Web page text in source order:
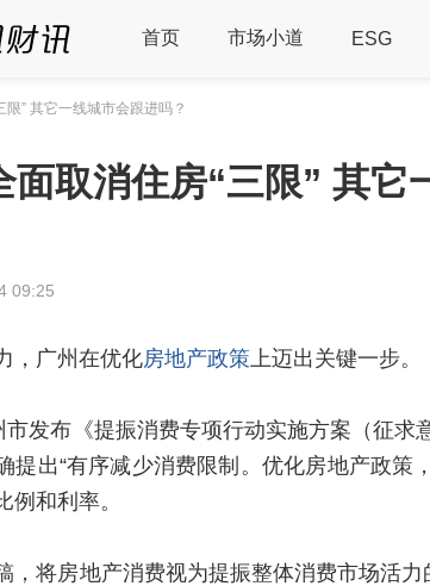
首页 市场小道 ESG
” 其它一线城市会跟进吗？
面取消住房“三限” 其它
09:25
，广州在优化房地产政策上迈出关键一步。
市发布《提振消费专项行动实施方案（征求
提出“有序减少消费限制。优化房地产政策
例和利率。
，将房地产消费视为提振整体消费市场活力